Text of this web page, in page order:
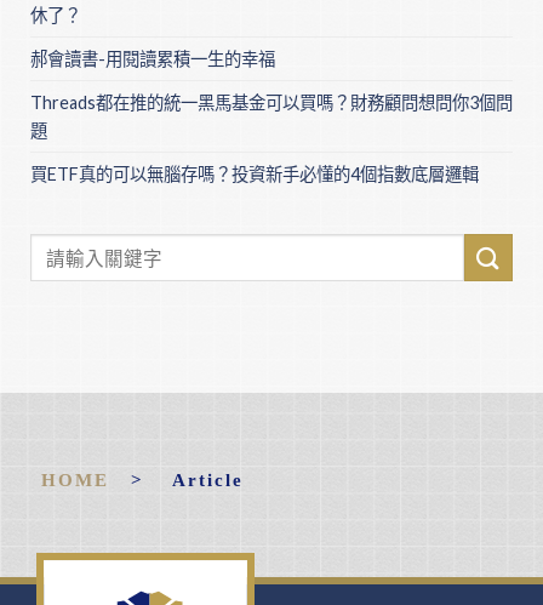
休了？
郝會讀書-用閱讀累積一生的幸福
Threads都在推的統一黑馬基金可以買嗎？財務顧問想問你3個問
題
買ETF真的可以無腦存嗎？投資新手必懂的4個指數底層邏輯
HOME > Article